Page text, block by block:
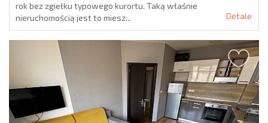
rok bez zgiełku typowego kurortu. Taką właśnie
nieruchomością jest to miesz...
Detale